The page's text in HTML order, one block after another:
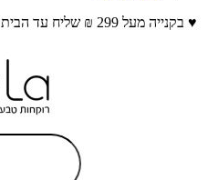
♥ בקנייה מעל 299 ₪ שליח עד הבית חינם ♥